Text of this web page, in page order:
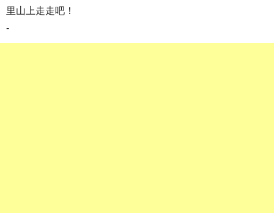
里山上走走吧！
-